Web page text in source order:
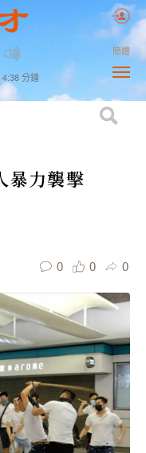
4:38 分鐘
簡體
暴力襲擊
0 0 0